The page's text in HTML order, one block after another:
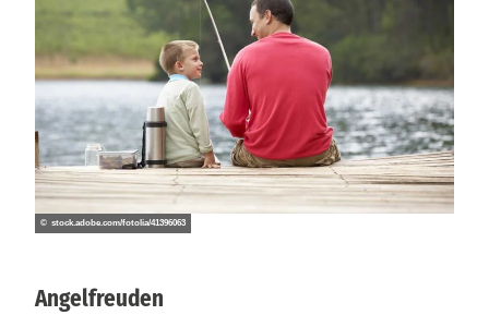
© stock.adobe.com/fotolia/41396063
Angelfreuden